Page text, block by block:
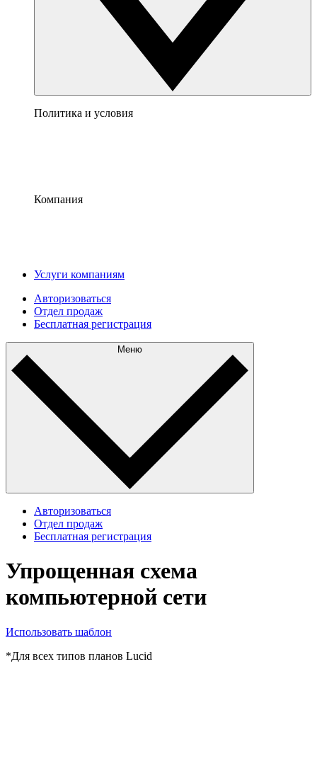
Политика и условия
Компания
Услуги компаниям
Авторизоваться
Отдел продаж
Бесплатная регистрация
Меню
Авторизоваться
Отдел продаж
Бесплатная регистрация
Упрощенная схема
компьютерной сети
Использовать шаблон
*Для всех типов планов Lucid